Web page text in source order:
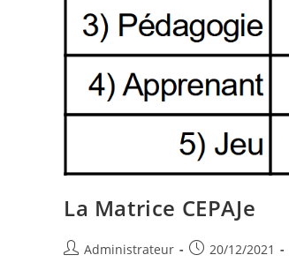
La Matrice CEPAJe
Auteur/autrice
Administrateur
Publication
20/12/2021